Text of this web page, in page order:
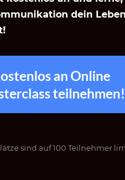
dein Leben
an Online
teilnehmen!
sind auf 100 Teilnehmer